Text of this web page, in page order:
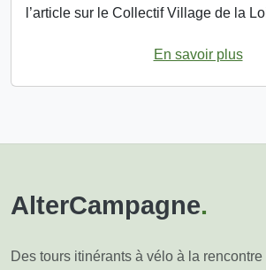
l’article sur le Collectif Village de la
En savoir plus
AlterCampagne.
Des tours itinérants à vélo à la